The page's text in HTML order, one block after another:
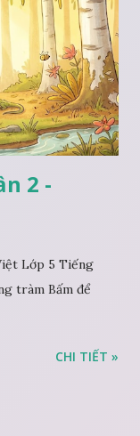
2 -
Lớp 5 Tiếng
tràm Bấm để
CHI TIẾT »